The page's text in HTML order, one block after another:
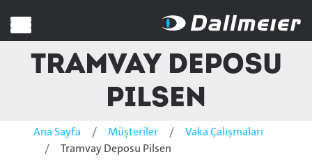
Tramvay Deposu
Pilsen
Ana Sayfa Müşteriler
Vaka Çalışmaları
Tramvay Deposu Pilsen